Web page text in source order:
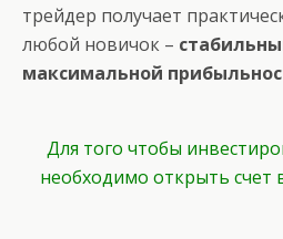
трейдер получает
любой новичок –
максимальной
Для того чтобы
необходимо открыть